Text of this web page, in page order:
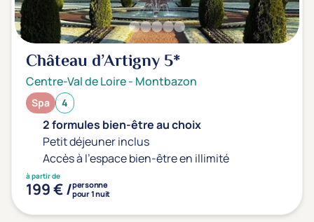
Château d’Artigny5*
Centre-Val de Loire- Montbazon
Spa 4
2 formules bien-être au choix
Petit déjeuner inclus
Accès à l'espace bien-être en illimité
à partir de
199 € /personne
pour 1 nuit